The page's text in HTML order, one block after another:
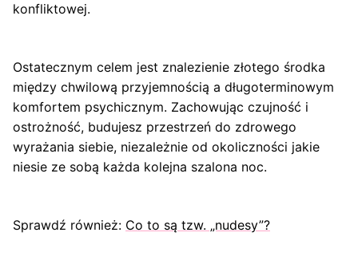
konfliktowej.
Ostatecznym celem jest znalezienie złotego środka
między chwilową przyjemnością a długoterminowym
komfortem psychicznym. Zachowując czujność i
ostrożność, budujesz przestrzeń do zdrowego
wyrażania siebie, niezależnie od okoliczności jakie
niesie ze sobą każda kolejna szalona noc.
Sprawdź również: Co to są tzw. „nudesy”?